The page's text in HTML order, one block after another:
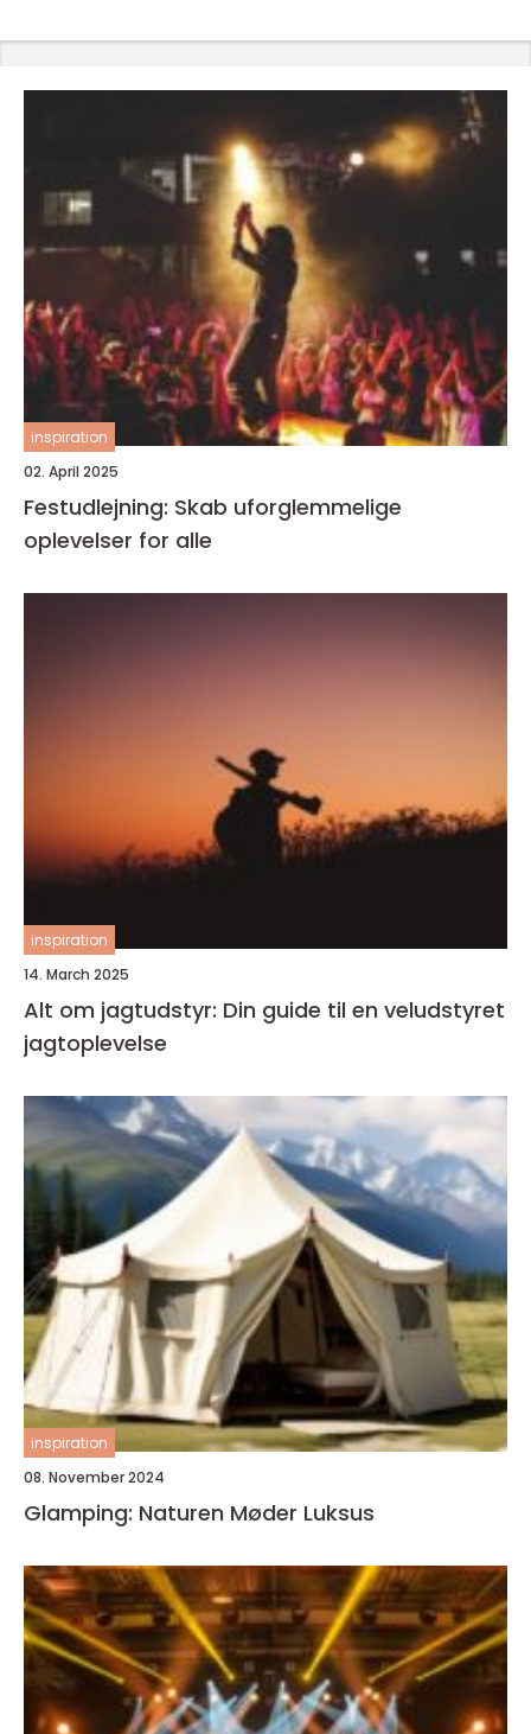
inspiration
02. April 2025
Festudlejning: Skab uforglemmelige
oplevelser for alle
inspiration
14. March 2025
Alt om jagtudstyr: Din guide til en veludstyret
jagtoplevelse
inspiration
08. November 2024
Glamping: Naturen Møder Luksus